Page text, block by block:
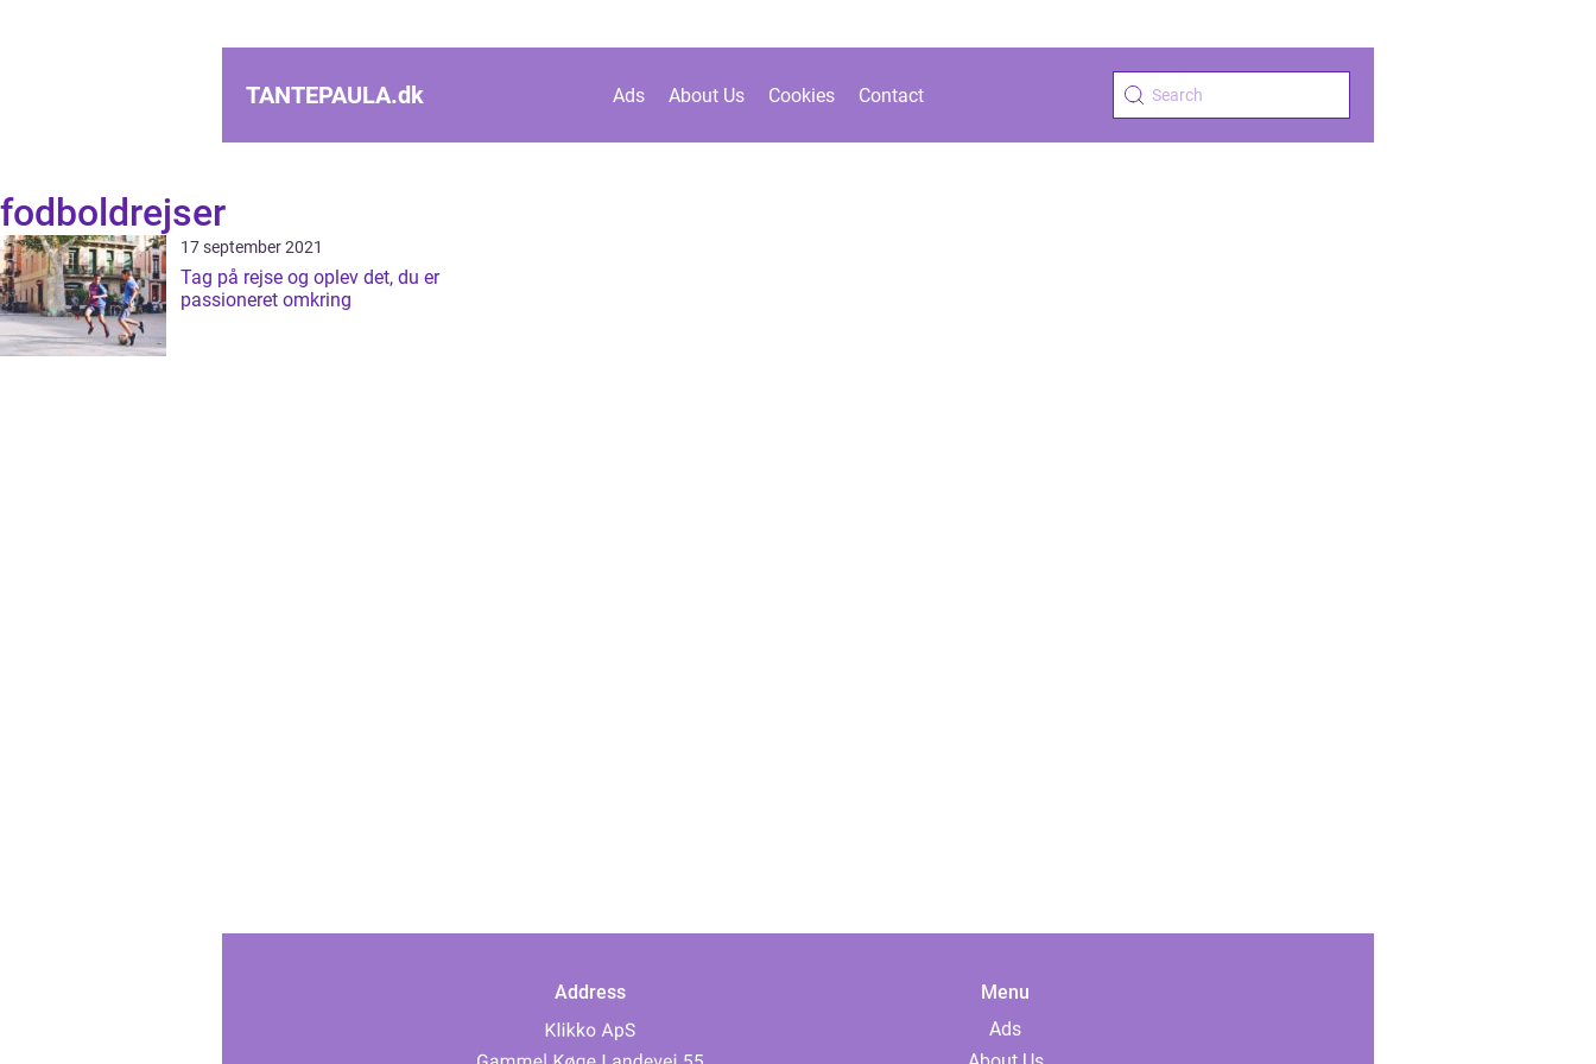
TANTEPAULA.dk Ads About Us Cookies Contact
fodboldrejser
17 september 2021
Tag på rejse og oplev det, du er
passioneret omkring
Address
Menu
Ads